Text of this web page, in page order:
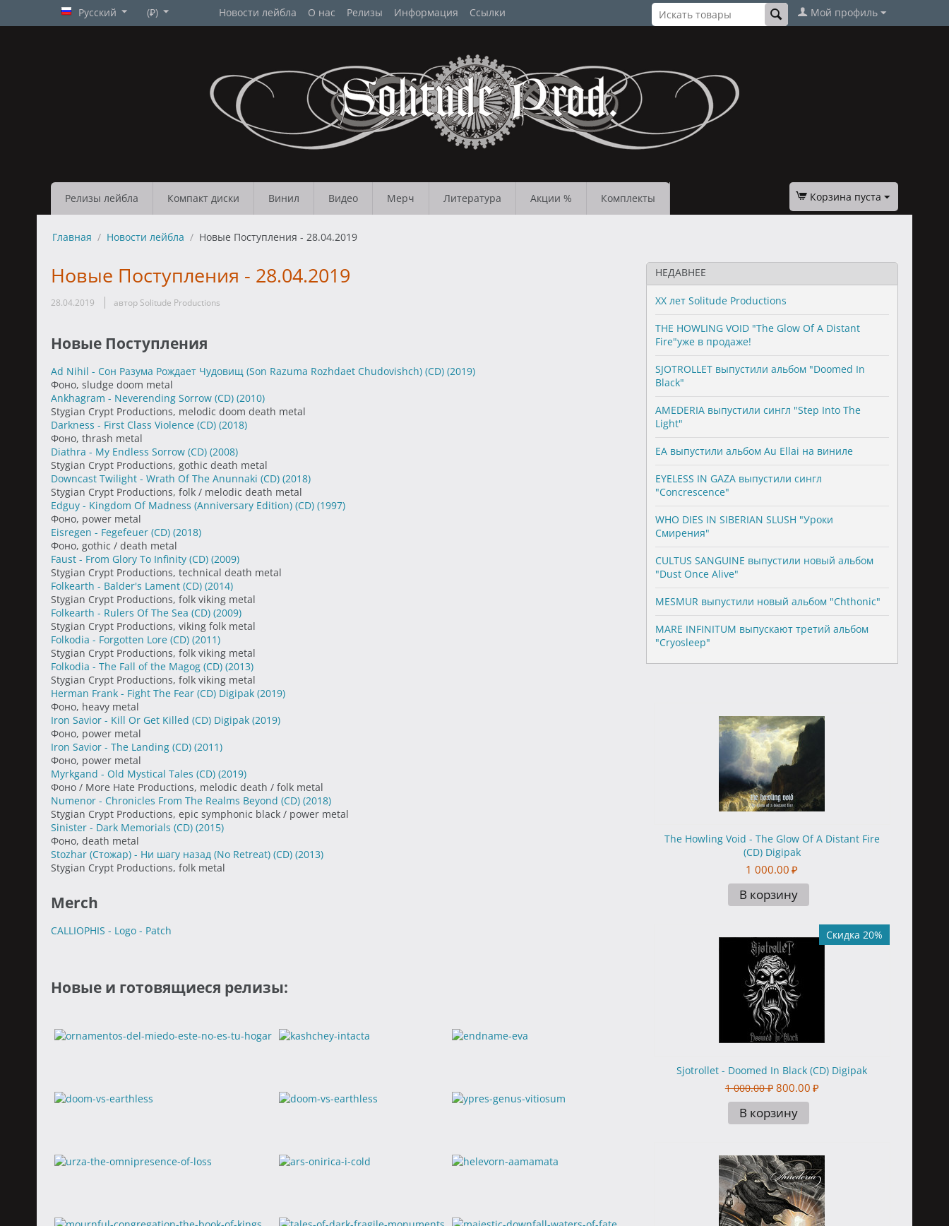
Русский (₽) Новости лейбла О нас Релизы Информация Ссылки Мой профиль
Релизы лейбла Компакт диски Винил Видео Мерч Литература Акции % Комплекты Корзина пуста
Главная / Новости лейбла / Новые Поступления - 28.04.2019
Новые Поступления - 28.04.2019
28.04.2019 автор Solitude Productions
Новые Поступления
Ad Nihil - Сон Разума Рождает Чудовищ (Son Razuma Rozhdaet Chudovishch) (CD) (2019)
Фоно, sludge doom metal
Ankhagram - Neverending Sorrow (CD) (2010)
Stygian Crypt Productions, melodic doom death metal
Darkness - First Class Violence (CD) (2018)
Фоно, thrash metal
Diathra - My Endless Sorrow (CD) (2008)
Stygian Crypt Productions, gothic death metal
Downcast Twilight - Wrath Of The Anunnaki (CD) (2018)
Stygian Crypt Productions, folk / melodic death metal
Edguy - Kingdom Of Madness (Anniversary Edition) (CD) (1997)
Фоно, power metal
Eisregen - Fegefeuer (CD) (2018)
Фоно, gothic / death metal
Faust - From Glory To Infinity (CD) (2009)
Stygian Crypt Productions, technical death metal
Folkearth - Balder's Lament (CD) (2014)
Stygian Crypt Productions, folk viking metal
Folkearth - Rulers Of The Sea (CD) (2009)
Stygian Crypt Productions, viking folk metal
Folkodia - Forgotten Lore (CD) (2011)
Stygian Crypt Productions, folk viking metal
Folkodia - The Fall of the Magog (CD) (2013)
Stygian Crypt Productions, folk viking metal
Herman Frank - Fight The Fear (CD) Digipak (2019)
Фоно, heavy metal
Iron Savior - Kill Or Get Killed (CD) Digipak (2019)
Фоно, power metal
Iron Savior - The Landing (CD) (2011)
Фоно, power metal
Myrkgand - Old Mystical Tales (CD) (2019)
Фоно / More Hate Productions, melodic death / folk metal
Numenor - Chronicles From The Realms Beyond (CD) (2018)
Stygian Crypt Productions, epic symphonic black / power metal
Sinister - Dark Memorials (CD) (2015)
Фоно, death metal
Stozhar (Стожар) - Ни шагу назад (No Retreat) (CD) (2013)
Stygian Crypt Productions, folk metal
Merch
CALLIOPHIS - Logo - Patch
Новые и готовящиеся релизы:
НЕДАВНЕЕ
XX лет Solitude Productions
THE HOWLING VOID "The Glow Of A Distant
Fire"уже в продаже!
SJOTROLLET выпустили альбом "Doomed In
Black"
AMEDERIA выпустили сингл "Step Into The
Light"
EA выпустили альбом Au Ellai на виниле
EYELESS IN GAZA выпустили сингл
"Concrescence"
WHO DIES IN SIBERIAN SLUSH "Уроки
Смирения"
CULTUS SANGUINE выпустили новый альбом
"Dust Once Alive"
MESMUR выпустили новый альбом "Chthonic"
MARE INFINITUM выпускают третий альбом
"Cryosleep"
The Howling Void - The Glow Of A Distant Fire
(CD) Digipak
1 000.00 ₽
В корзину
Скидка 20%
Sjotrollet - Doomed In Black (CD) Digipak
1 000.00 ₽ 800.00 ₽
В корзину